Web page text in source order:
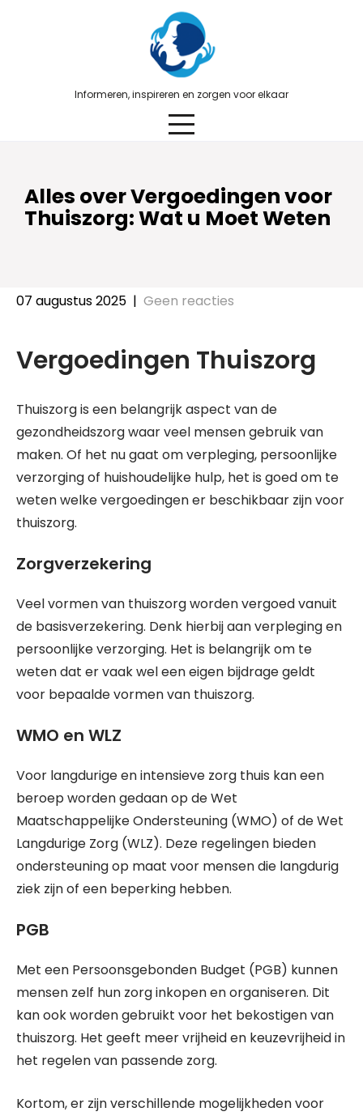
Informeren, inspireren en zorgen voor elkaar
Alles over Vergoedingen voor
Thuiszorg: Wat u Moet Weten
07 augustus 2025 | Geen reacties
Vergoedingen Thuiszorg
Thuiszorg is een belangrijk aspect van de
gezondheidszorg waar veel mensen gebruik van
maken. Of het nu gaat om verpleging, persoonlijke
verzorging of huishoudelijke hulp, het is goed om te
weten welke vergoedingen er beschikbaar zijn voor
thuiszorg.
Zorgverzekering
Veel vormen van thuiszorg worden vergoed vanuit
de basisverzekering. Denk hierbij aan verpleging en
persoonlijke verzorging. Het is belangrijk om te
weten dat er vaak wel een eigen bijdrage geldt
voor bepaalde vormen van thuiszorg.
WMO en WLZ
Voor langdurige en intensieve zorg thuis kan een
beroep worden gedaan op de Wet
Maatschappelijke Ondersteuning (WMO) of de Wet
Langdurige Zorg (WLZ). Deze regelingen bieden
ondersteuning op maat voor mensen die langdurig
ziek zijn of een beperking hebben.
PGB
Met een Persoonsgebonden Budget (PGB) kunnen
mensen zelf hun zorg inkopen en organiseren. Dit
kan ook worden gebruikt voor het bekostigen van
thuiszorg. Het geeft meer vrijheid en keuzevrijheid in
het regelen van passende zorg.
Kortom, er zijn verschillende mogelijkheden voor